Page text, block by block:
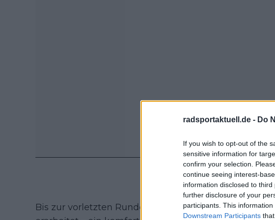
radsportaktuell.de - Do
If you wish to opt-out of the
sensitive information for
confirm your selection.
continue seeing interest-
information disclosed to
further disclosure of your
participants. This
Downstream Participants
Bis zur vorletzten Runde hatte sich Pieterse einen